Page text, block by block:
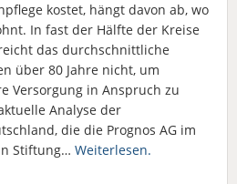
kostet, hängt davon ab, wo
In fast der Hälfte der Kreise
das durchschnittliche
über 80 Jahre nicht, um
Versorgung in Anspruch zu
Analyse der
die die Prognos AG im
Stiftung… Weiterlesen.